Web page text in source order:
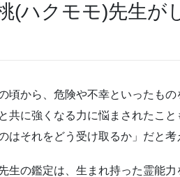
(ハクモモ)先生が
頃から、危険や不幸といったも
共に強くなる力に悩まされたこ
はそれをどう受け取るか」だと
生の鑑定は、生まれ持った霊能